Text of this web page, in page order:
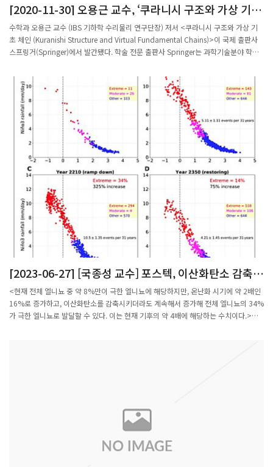
[2020-11-30] 오용근 교수, ‘쿠라니시 구조와 가상 기초
체인’ 발간
수학과 오용근 교수 (IBS 기하학 수리물리 연구단장) 저서 <쿠라니시 구조와 가상 기
초 체인 (Kuranishi Structure and Virtual Fundamental Chains)>이 국제 출판사
스프링거(Springer)에서 발간됐다. 학술 전문 출판사 Springer는 과학기술분야 학술
본 시리즈의 한 권으로 출판됐으며, 오용근 교수가 켄지 후카야 사이먼스 기하 물리 연
구 센터 (Simons Center for Geometry and Physics (SCGP))∙뉴욕 주립대 교수, 히
로시 오타 나고야대 교수, 카오루 오노 일본 수리 과학 연구소 (Research Insitutute
for Mathermatical Sciences (RIMS))∙교토대 교수와 함께 공동으로 집필하였다.이번
저서는 쿠라니시 구조의 기초를 확립하였다. “쿠라니시 구조는 미분기하학에서 대수기
하학의 스킴 구조에 해당하는 대역적 해석학의 도구다. 쿠라시니 구조 이론은 유사-복
소해석 곡선의 모듈라이 공간 연구에 필요한데, 이는 특히 라그랑지안 부분다양체와 그
들의 변형 이론을 일반적인 경우에 기술할 때 필수 불가결한 이론이다” 고 오용근 교수
는 설명했다.그로모브의 유사-복소해석 곡선은 심플렉틱 기하 위상수학의 핵심적인 도
구다. 1999년, 공동저자인 켄지 후카야와 카오루 오노가 이 곡선들의 모듈라이 공간의
매끄러운 구조를 기술하기 위하여, 닫힌 끈이론 관점의 그로모프-위튼에서 처음으로
제안한 것이 쿠라니시 구조다. 이를 네 저자가 2009년에 집필한 또 다른 저서인 를 비
롯한 다른 많은 논문에서 열린 끈 이론의 관점으로 확장 발전시켰다.오용근 교수는 “이
러한 맥락에서 이 구조에 대한 실과 허를 총망라한 설명이 필요하다는 학계의 요구에
부응하기 위해 이 책을 내게 되었다. 쿠라니시 구조 이론은 기하학과 수학에서 제기되
는 다른 모듈라이 문제까지 확장될 수 있다는 점에서 중요한 이론이다. 이 책이 인접한
다양한 분야의 수학자들에게 안내서가 되기를 희망한다”고 밝혔다. 해당 저서는 지난
[2023-06-27] [국종성 교수] 포스텍, 이산화탄소 감축
시기의 극한 엘니뇨 증가 예측
<현재 전체 엘니뇨 중 약 8%만이 극한 엘니뇨에 해당하지만, 온난화 시기에 약 2배인
16%로 증가하고, 이산화탄소를 감축시키더라도 계속해서 증가해 전체 엘니뇨의 34%
가 극한 엘니뇨로 발달할 수 있다. 이는 현재 기후의 약 4배에 해당하는 수치이다.>포
고, 이미 고농도로 축적된 대기 중의 이산화탄소 농도로 인해 극한 엘니뇨의 발생이 불
가피하다는 것을 의미한다.연구팀은 또 시뮬레이션을 통해 극한 엘니뇨의 영향권에 있
도 확인했다. 남아메리카와 호주 북서부, 남아시아 지역에서는 평균 강우량이 감소해